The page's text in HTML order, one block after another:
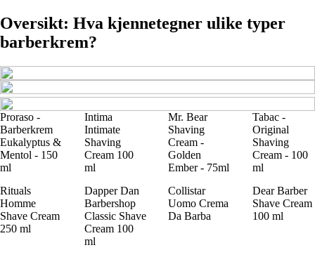
Oversikt: Hva kjennetegner ulike typer
barberkrem?
Proraso -
Barberkrem
Eukalyptus &
Mentol - 150
ml
Intima
Intimate
Shaving
Cream 100
ml
Mr. Bear
Shaving
Cream -
Golden
Ember - 75ml
Tabac -
Original
Shaving
Cream - 100
ml
Rituals
Homme
Shave Cream
250 ml
Dapper Dan
Barbershop
Classic Shave
Cream 100
ml
Collistar
Uomo Crema
Da Barba
Dear Barber
Shave Cream
100 ml